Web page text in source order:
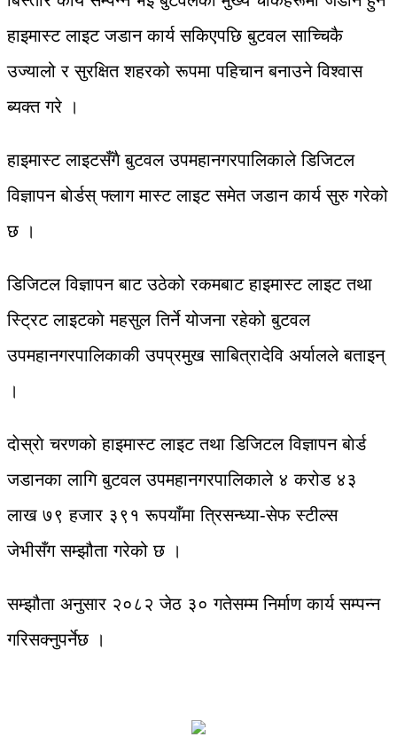
हाइमास्ट लाइट जडान कार्य सकिएपछि बुटवल साच्चिकै
उज्यालो र सुरक्षित शहरको रूपमा पहिचान बनाउने विश्वास
ब्यक्त गरे ।
हाइमास्ट लाइटसँगै बुटवल उपमहानगरपालिकाले डिजिटल
विज्ञापन बाेर्डस् फ्लाग मास्ट लाइट समेत जडान कार्य सुरु गरेको
छ ।
डिजिटल विज्ञापन बाट उठेको रकमबाट हाइमास्ट लाइट तथा
स्ट्रिट लाइटकाे महसुल तिर्ने योजना रहेको बुटवल
उपमहानगरपालिकाकी उपप्रमुख साबित्रादेवि अर्यालले बताइन्
।
दाेस्राे चरणको हाइमास्ट लाइट तथा डिजिटल विज्ञापन बाेर्ड
जडानका लागि बुटवल उपमहानगरपालिकाले ४ करोड ४३
लाख ७९ हजार ३९१ रूपयाँमा त्रिसन्ध्या-सेफ स्टील्स
जेभीसँग सम्झौता गरेको छ ।
सम्झौता अनुसार २०८२ जेठ ३० गतेसम्म निर्माण कार्य सम्पन्न
गरिसक्नुपर्नेछ ।